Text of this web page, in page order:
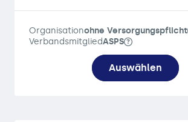
Organisationohne Versorgungspflicht
VerbandsmitgliedASPS
Auswählen